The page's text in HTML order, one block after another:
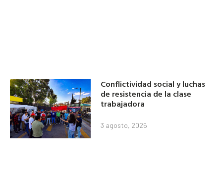
Conflictividad social y luchas
de resistencia de la clase
trabajadora
3 agosto, 2026